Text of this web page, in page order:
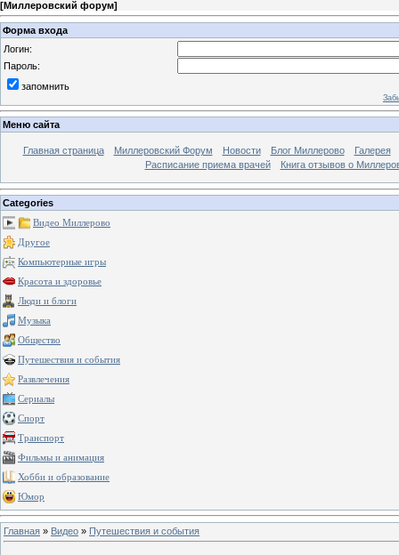
[Миллеровский форум]
Форма входа
Логин:
Пароль:
запомнить
Меню сайта
Главная страница Миллеровский Форум Новости Блог Миллерово
Галерея
Расписание приема врачей
Книга отзывов о
Categories
Видео Миллерово
Другое
Компьютерные игры
Красота и здоровье
Люди и блоги
Музыка
Общество
Путешествия и события
Развлечения
Сериалы
Спорт
Транспорт
Фильмы и анимация
Хобби и образование
Юмор
Главная » Видео » Путешествия и события